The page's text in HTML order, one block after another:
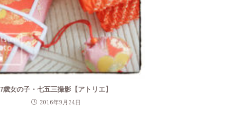
7歳女の子・七五三撮影【アトリエ】
2016年9月24日